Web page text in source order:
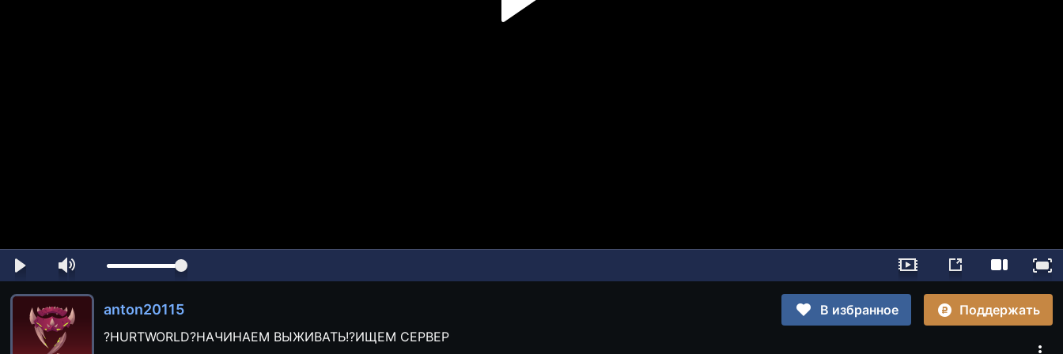
anton20115 В избранное
Поддержать
?HURTWORLD?НАЧИНАЕМ ВЫЖИВАТЬ!?ИЩЕМ СЕРВЕР